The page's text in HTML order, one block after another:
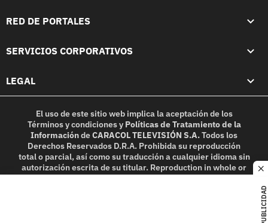
PUBLICIDAD
RED DE PORTALES
SERVICIOS CORPORATIVOS
LEGAL
El uso de este sitio web implica la aceptación de los
Términos y condicionesy Políticas de Tratamiento de la
InformacióndeCARACOL TELEVISIÓN S.A.Todos los
Derechos Reservados D.R.A. Prohibida su reproducción
total o parcial, así como su traducción a cualquier idioma sin
autorización escrita de su titular. Reproduction in whole or
in part, or translation without written permission is